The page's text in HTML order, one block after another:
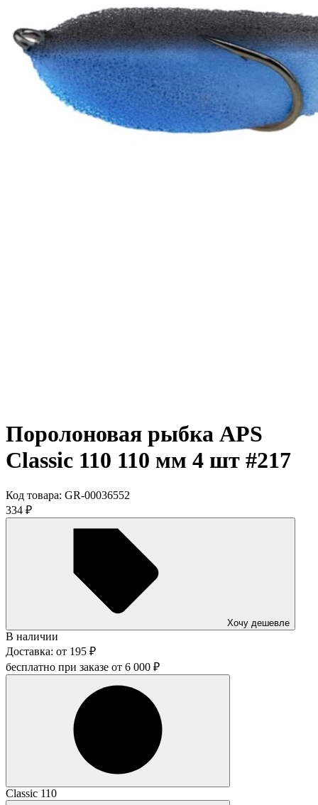
Поролоновая рыбка APS
Classic 110 110 мм 4 шт #217
Код товара: GR-00036552
334 ₽
Хочу дешевле
В наличии
Доставка: от 195 ₽
бесплатно при заказе от 6 000 ₽
Classic 110